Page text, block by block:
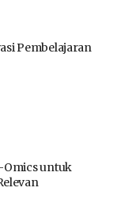
Pembelajaran
Omics untuk